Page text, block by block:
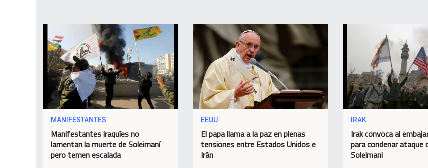
MANIFESTANTES
Manifestantes iraquíes no
lamentan la muerte de Soleimaní
pero temen escalada
EEUU
El papa llama a la paz en plenas
tensiones entre Estados Unidos e
Irán
IRAK
Irak convoca al
para condenar ataque
Soleimani